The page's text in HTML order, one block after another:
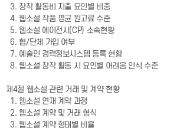
3. 창작 활동비 지출 요인별 비중
4. 웹소설 작품 평균 원고료 수준
5. 웹소설 에이전시(CP) 소속현황
6. 협/단체 가입 여부
7. 예술인 경력정보시스템 등록 현황
8. 웹소설 창작 활동 시 요인별 어려움 인식 수준
제4절 웹소설 관련 거래 및 계약 현황
1. 웹소설 연재 계약 과정
2. 웹소설 계약 및 거래 형식
3. 웹소설 계약 형태별 비율